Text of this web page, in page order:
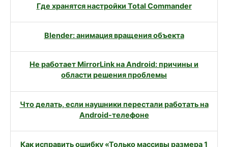
Где хранятся настройки Total Commander
Blender: анимация вращения объекта
Не работает MirrorLink на Android: причины и
области решения проблемы
Что делать, если наушники перестали работать на
Android-телефоне
Как исправить ошибку «Только массивы размера 1